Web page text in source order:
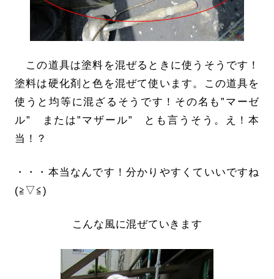
この道具は塗料を混ぜるときに使うそうです！
塗料は硬化剤と色を混ぜて使います。この道具を
使うと均等に混ざるそうです！その名も”マーゼ
ル” または”マザール” とも言うそう。え！本
当！？
・・・本当なんです！分かりやすくていいですね
(≧▽≦)
こんな風に混ぜていきます